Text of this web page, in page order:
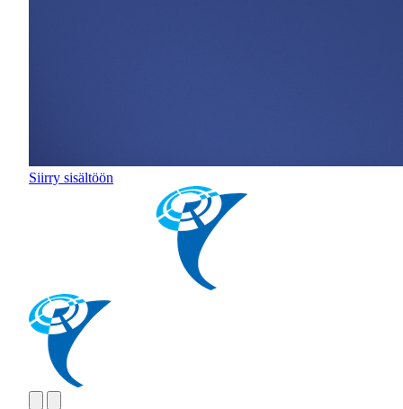
Siirry sisältöön